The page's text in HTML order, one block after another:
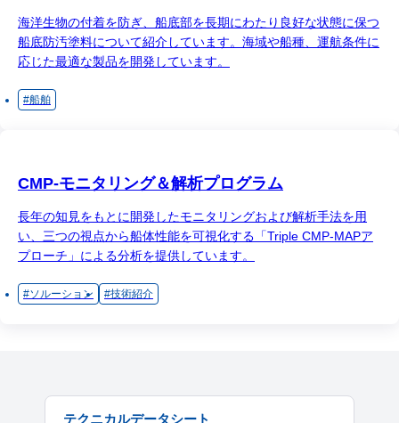
海洋生物の付着を防ぎ、船底部を長期にわたり良好な状態に保つ
船底防汚塗料について紹介しています。海域や船種、運航条件に
応じた最適な製品を開発しています。
船舶
CMP-モニタリング＆解析プログラム
長年の知見をもとに開発したモニタリングおよび解析手法を用
い、三つの視点から船体性能を可視化する「Triple CMP-MAPア
プローチ」による分析を提供しています。
ソルーション 技術紹介
テクニカルデータシート